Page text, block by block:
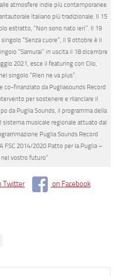
atmosfere indie più contemporanee
italiano più tradizionale. Il 15
estratto, “Non sono nato ieri”. Il 19
“Senza cuore”, il 9 ottobre è il
“Samurai” in uscita il 18 dicembre
2021, esce il featuring con Clio,
singolo “Rien ne va plus”.
co-finanziato da Pugliasounds Record
per sostenere e rilanciare il
da Puglia Sounds, il programma della
sistema musicale regionale attuato dal
Puglia Sounds Record
FSC 2014/2020 Patto per la Puglia –
vostro futuro”
Twitter on Facebook